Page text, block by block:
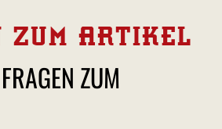
ZUM ARTIKEL
ZUM